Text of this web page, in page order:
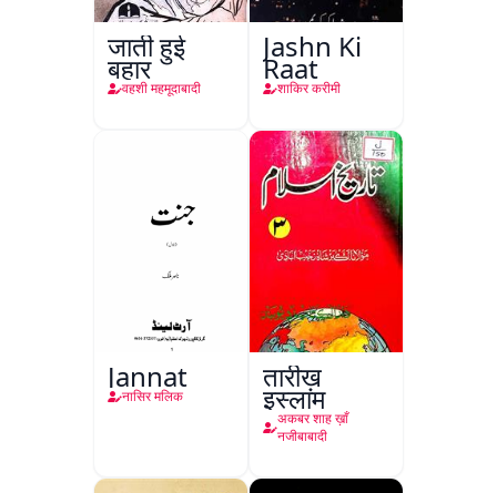
जाती हुई
बहार
वहशी महमूदाबादी
Jashn Ki
Raat
शाकिर करीमी
Jannat
नासिर मलिक
तारीख़
इस्लाम
अकबर शाह ख़ाँ
नजीबाबादी